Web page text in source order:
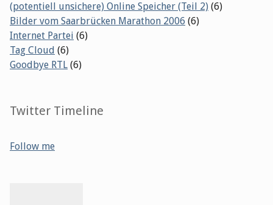
(potentiell unsichere) Online Speicher (Teil 2) (6)
Bilder vom Saarbrücken Marathon 2006 (6)
Internet Partei (6)
Tag Cloud (6)
Goodbye RTL (6)
Twitter Timeline
Follow me